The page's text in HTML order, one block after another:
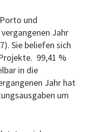
und
Jahr
Sie beliefen sich
99,41 %
in die
Jahr hat
um